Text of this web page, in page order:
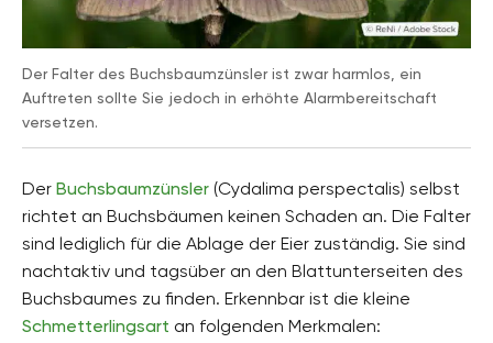
Der Falter des Buchsbaumzünsler ist zwar harmlos, ein
Auftreten sollte Sie jedoch in erhöhte Alarmbereitschaft
versetzen.
Der Buchsbaumzünsler (Cydalima perspectalis) selbst
richtet an Buchsbäumen keinen Schaden an. Die Falter
sind lediglich für die Ablage der Eier zuständig. Sie sind
nachtaktiv und tagsüber an den Blattunterseiten des
Buchsbaumes zu finden. Erkennbar ist die kleine
Schmetterlingsart an folgenden Merkmalen: